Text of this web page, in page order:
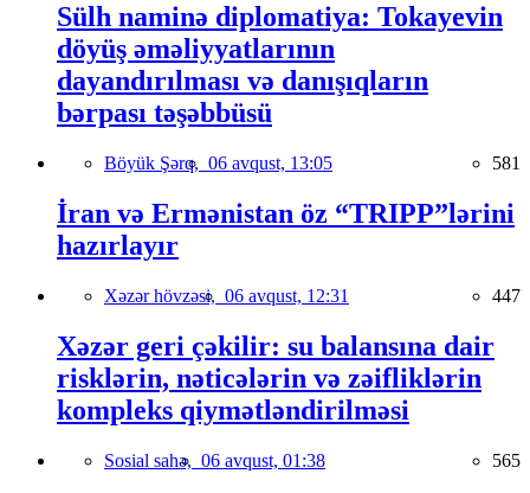
Sülh naminə diplomatiya: Tokayevin
döyüş əməliyyatlarının
dayandırılması və danışıqların
bərpası təşəbbüsü
Böyük Şərq, 06 avqust, 13:05 581
İran və Ermənistan öz “TRIPP”lərini
hazırlayır
Xəzər hövzəsi, 06 avqust, 12:31 447
Xəzər geri çəkilir: su balansına dair
risklərin, nəticələrin və zəifliklərin
kompleks qiymətləndirilməsi
Sosial sahə, 06 avqust, 01:38 565